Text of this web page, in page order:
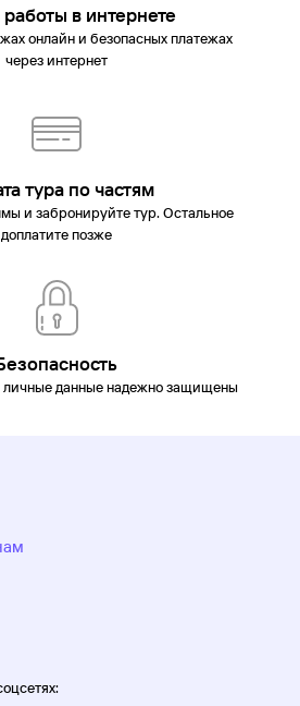
работы в интернете
онлайн и безопасных платежах
через интернет
тура по частям
и забронируйте тур. Остальное
доплатите позже
данные надежно защищены